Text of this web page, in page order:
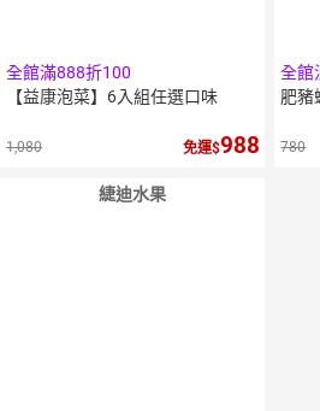
全館滿888折100
【益康泡菜】6入組任選口味
1,080 免運 988
全館
肥豬
780
緁迪水果